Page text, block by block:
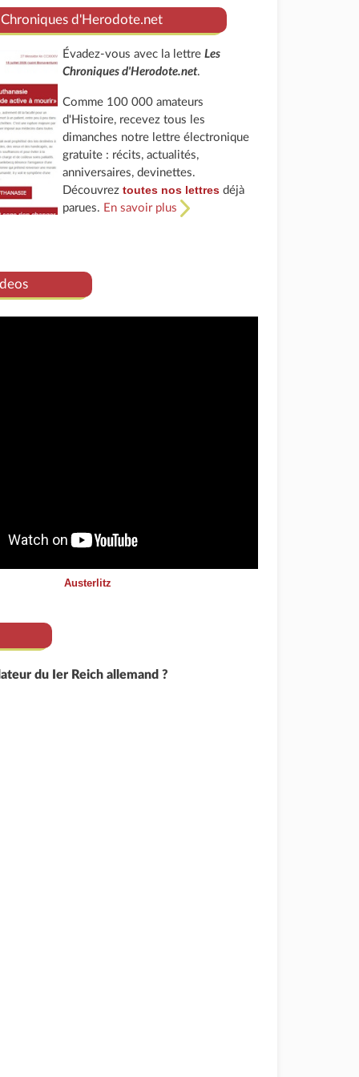
Chroniques d'Herodote.net
Évadez-vous avec la lettreLes
Chroniques d'Herodote.net.
Comme 100 000 amateurs
d'Histoire, recevez tous les
dimanches notre lettre électronique
gratuite : récits, actualités,
anniversaires, devinettes.
Découvreztoutes nos lettres déjà
parues. En savoir plus
Austerlitz
du Ier Reich allemand ?